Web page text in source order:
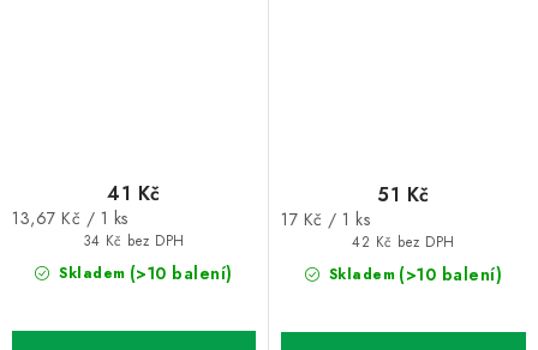
Skladem (>10 balení)
34 Kč bez DPH
41 Kč
Měrná
13,67 Kč / 1 ks
Skladem (>10 balení)
42 Kč bez DPH
51 Kč
Měrná
17 Kč / 1 ks